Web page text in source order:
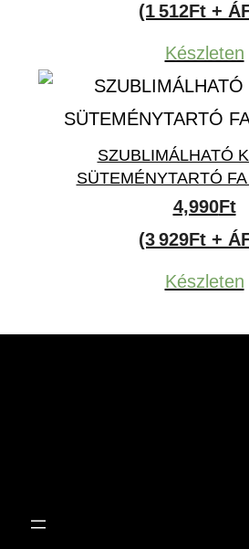
(1 512Ft +
Készleten
SZUBLIMÁLHATÓ
SÜTEMÉNYTARTÓ
4,990Ft
(3 929Ft +
Készleten